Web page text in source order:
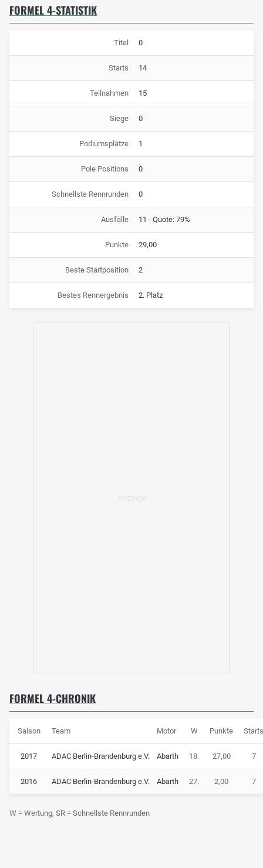
FORMEL 4-STATISTIK
Titel 0
Starts 14
Teilnahmen 15
Siege 0
Podiumsplätze 1
Pole Positions 0
Schnellste Rennrunden 0
Ausfälle 11 - Quote: 79%
Punkte 29,00
Beste Startposition 2
Bestes Rennergebnis 2. Platz
FORMEL 4-CHRONIK
Saison Team Motor W Punkte
2017 ADAC Berlin-Brandenburg e.V. Abarth 18. 27,00 7
2016 ADAC Berlin-Brandenburg e.V. Abarth 27. 2,00 7
W = Wertung, SR = Schnellste Rennrunden